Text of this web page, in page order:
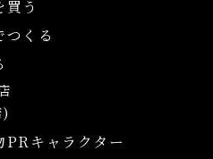
う
くる
PRキャラクター